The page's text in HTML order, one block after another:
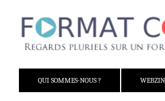
QUI SOMMES-NOUS ?